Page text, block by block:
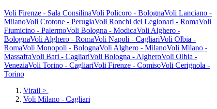
Voli Firenze - Sala ConsilinaVoli Policoro - BolognaVoli Lanciano -
MilanoVoli Crotone - PerugiaVoli Ronchi dei Legionari - RomaVoli
Fiumicino - PalermoVoli Bologna - ModicaVoli Alghero -
BolognaVoli Alghero - RomaVoli Napoli - CagliariVoli Olbia -
RomaVoli Monopoli - BolognaVoli Alghero - MilanoVoli Milano -
MassafraVoli Bari - CagliariVoli Bologna - AlgheroVoli Olbia -
VeneziaVoli Torino - CagliariVoli Firenze - ComisoVoli Cerignola -
Torino
Virail >
Voli Milano - Cagliari